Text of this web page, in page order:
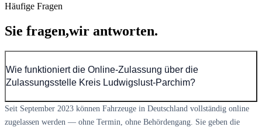
Häufige Fragen
Sie fragen,wir antworten.
Wie funktioniert die Online-Zulassung über die
Zulassungsstelle Kreis Ludwigslust-Parchim?
Seit September 2023 können Fahrzeuge in Deutschland vollständig online
zugelassen werden — ohne Termin, ohne Behördengang. Sie geben die